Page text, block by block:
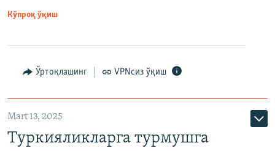
Кўпроқ ўқиш
Ўртоқлашинг VPNсиз ўқиш
Mart 13, 2025
Туркияликларга турмушга